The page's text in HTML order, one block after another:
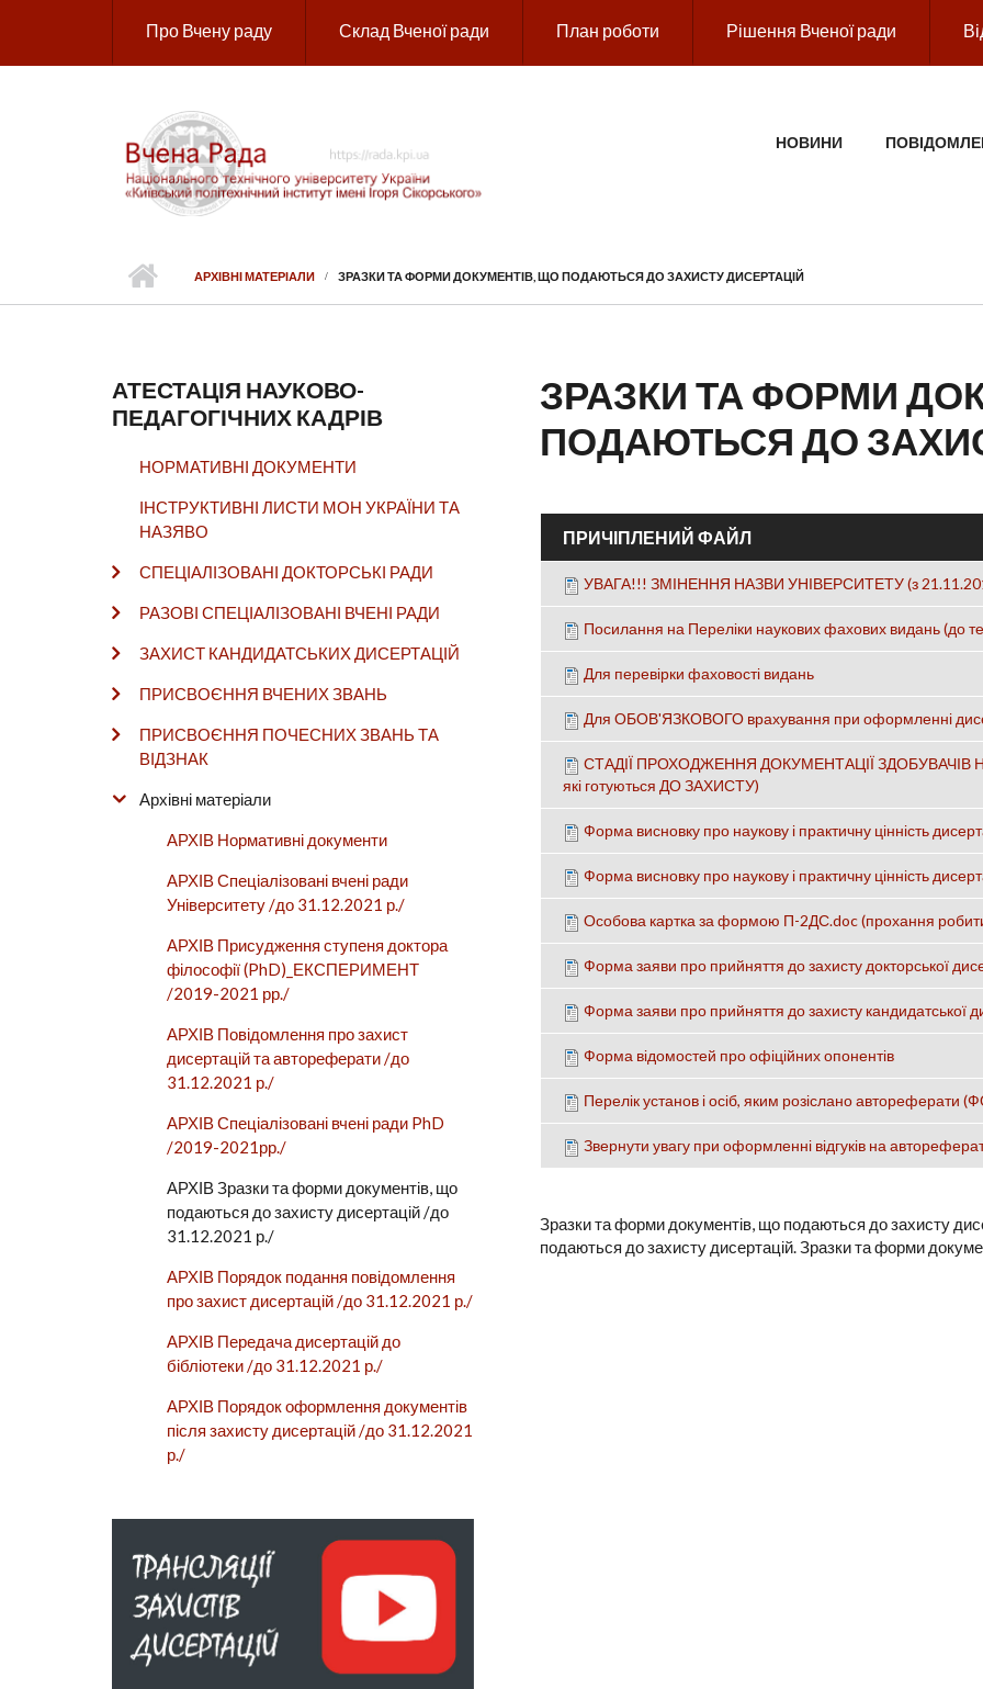
Про Вчену раду Склад Вченої ради План роботи Рішення Вченої ради
ГОЛОВНЕ МЕНЮНОВИНИ
АРХІВНІ МАТЕРІАЛИ ЗРАЗКИ ТА ФОРМИ ДОКУМЕНТІВ, ЩО ПОДАЮТЬСЯ ДО ЗАХИСТУ ДИСЕРТАЦІЙ
АТЕСТАЦІЯ НАУКОВО-
ПЕДАГОГІЧНИХ КАДРІВ
НОРМАТИВНІ ДОКУМЕНТИ
ІНСТРУКТИВНІ ЛИСТИ МОН УКРАЇНИ ТА
НАЗЯВО
СПЕЦІАЛІЗОВАНІ ДОКТОРСЬКІ РАДИ
РАЗОВІ СПЕЦІАЛІЗОВАНІ ВЧЕНІ РАДИ
ЗАХИСТ КАНДИДАТСЬКИХ ДИСЕРТАЦІЙ
ПРИСВОЄННЯ ВЧЕНИХ ЗВАНЬ
ПРИСВОЄННЯ ПОЧЕСНИХ ЗВАНЬ ТА
ВІДЗНАК
Архівні матеріали
АРХІВ Нормативні документи
АРХІВ Спеціалізовані вчені ради
Університету /до 31.12.2021 р./
АРХІВ Присудження ступеня доктора
філософії (PhD)_ЕКСПЕРИМЕНТ
/2019-2021 рр./
АРХІВ Повідомлення про захист
дисертацій та автореферати /до
31.12.2021 р./
АРХІВ Спеціалізовані вчені ради PhD
/2019-2021рр./
АРХІВ Зразки та форми документів, що
подаються до захисту дисертацій /до
31.12.2021 р./
АРХІВ Порядок подання повідомлення
про захист дисертацій /до 31.12.2021 р./
АРХІВ Передача дисертацій до
бібліотеки /до 31.12.2021 р./
АРХІВ Порядок оформлення документів
після захисту дисертацій /до 31.12.2021
р./
ЗРАЗКИ ТА ФОРМИ
ПОДАЮТЬСЯ ДО
ПРИЧІПЛЕНИЙ ФАЙЛ
УВАГА!!! ЗМІНЕННЯ НАЗВИ УНІВЕРСИТЕТУ (з
Посилання на Переліки наукових фахових видань (до
Для перевірки фаховості видань
Для ОБОВ'ЯЗКОВОГО врахування при оформленні
СТАДІЇ ПРОХОДЖЕННЯ ДОКУМЕНТАЦІЇ ЗДОБУВАЧІВ
які готуються ДО ЗАХИСТУ)
Форма висновку про наукову і практичну цінність
Форма висновку про наукову і практичну цінність
Особова картка за формою П-2ДС.doc (прохання
Форма заяви про прийняття до захисту докторської
Форма заяви про прийняття до захисту кандидатської
Форма відомостей про офіційних опонентів
Перелік установ і осіб, яким розіслано автореферати
Звернути увагу при оформленні відгуків на
Зразки та форми документів, що подаються до захисту
подаються до захисту дисертацій. Зразки та форми